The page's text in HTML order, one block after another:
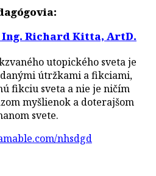
Ing. Richard Kitta, ArtD.
utopického sveta je
útržkami a fikciami,
fikciu sveta a nie je ničím
myšlienok a doterajšom
svete.
nhsdgd